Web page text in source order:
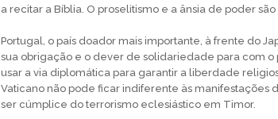
a recitar a Bíblia. O proselitismo e a ânsia de poder são
Portugal, o país doador mais importante, à frente do
sua obrigação e o dever de solidariedade para com
usar a via diplomática para garantir a liberdade
Vaticano não pode ficar indiferente às manifestações
ser cúmplice do terrorismo eclesiástico em Timor.